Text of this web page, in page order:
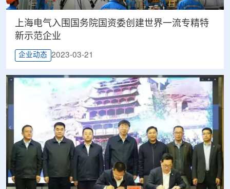
上海电气入围国务院国资委创建世界一流专精特
新示范企业
企业动态 2023-03-21